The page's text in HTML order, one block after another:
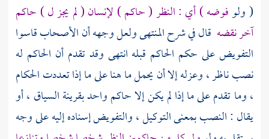
( ولوفوضه ) أي : النظر ( حاكم ) لإنسان ( لم يجز ل ) حاكم
آخر نقضه قال في شرح المنتهى ولعل وجهه أن الأصحاب قاسوا
التفويض على حكم الحاكم قبله انتهى وقد تقدم أن الحاكم له
نصب ناظر ، وعزله إلا أن يحمل ما هنا على ما إذا تعددت الحكام
، وما تقدم على ما إذا لم يكن إلا حاكم واحد بقرينة السياق ، أو
يقال : النصب بمعنى التوكيل ، والتفويض إسناده إليه على وجه